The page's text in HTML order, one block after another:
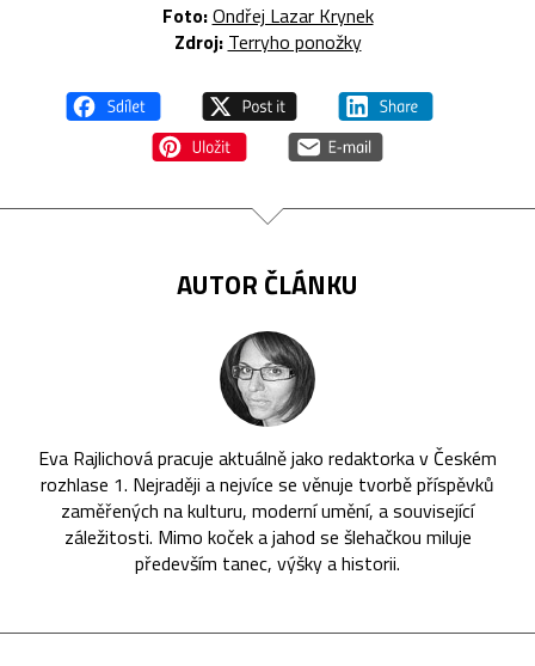
Foto:Ondřej Lazar Krynek
Zdroj: Terryho ponožky
AUTOR ČLÁNKU
Eva Rajlichová pracuje aktuálně jako redaktorka v Českém
rozhlase 1. Nejraději a nejvíce se věnuje tvorbě příspěvků
zaměřených na kulturu, moderní umění, a související
záležitosti. Mimo koček a jahod se šlehačkou miluje
především tanec, výšky a historii.